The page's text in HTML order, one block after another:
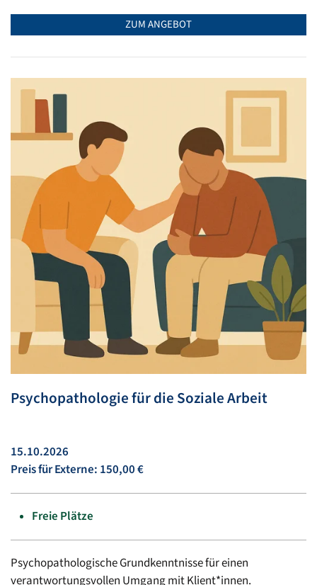
ZUM ANGEBOT
Psychopathologie für die Soziale Arbeit
15.10.2026
Preis für Externe: 150,00 €
Freie Plätze
Psychopathologische Grundkenntnisse für einen
verantwortungsvollen Umgang mit Klient*innen.